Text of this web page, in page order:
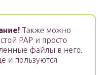
Также можно
РАР и просто
файлы в него.
и пользуются